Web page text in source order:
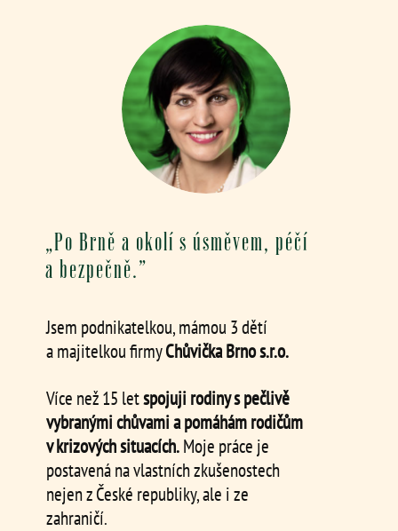
„Po Brně a okolí s úsměvem, péčí
a bezpečně.”
Jsem podnikatelkou, mámou 3 dětí
a majitelkou firmyChůvička Brno s.r.o.
Více než 15 letspojuji rodiny s pečlivě
vybranými chůvami a pomáhám rodičům
v krizových situacích.Moje práce je
postavená na vlastních zkušenostech
nejen z České republiky, ale i ze
zahraničí.